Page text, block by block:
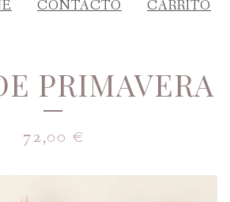
CONTACTO CARRITO
PRIMAVERA
72,00 €